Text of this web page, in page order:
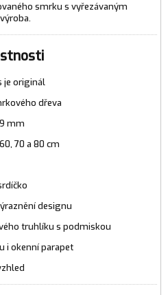
smrku s vyřezávaným
je originál
dřeva
mm
70 a 80 cm
designu
truhlíku s podmiskou
i okenní parapet